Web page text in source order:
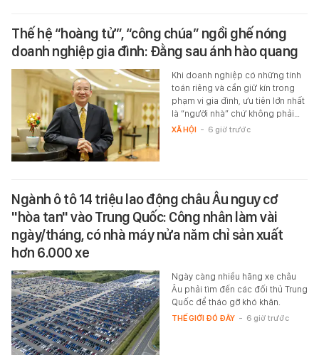
Thế hệ “hoàng tử”, “công chúa” ngồi ghế nóng
doanh nghiệp gia đình: Đằng sau ánh hào quang
Khi doanh nghiệp có những tính
toán riêng và cần giữ kín trong
phạm vi gia đình, ưu tiên lớn nhất
là “người nhà” chứ không phải…
XÃ HỘI - 6 giờ trước
Ngành ô tô 14 triệu lao động châu Âu nguy cơ
"hòa tan" vào Trung Quốc: Công nhân làm vài
ngày/tháng, có nhà máy nửa năm chỉ sản xuất
hơn 6.000 xe
Ngày càng nhiều hãng xe châu
Âu phải tìm đến các đối thủ Trung
Quốc để tháo gỡ khó khăn.
THẾ GIỚI ĐÓ ĐÂY - 6 giờ trước